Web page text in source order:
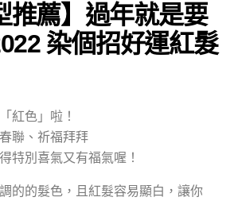
推薦】過年就是要
染個招好運紅髮
紅色」啦！
聯、祈福拜拜
特別喜氣又有福氣喔！
的的髮色，且紅髮容易顯白，讓你